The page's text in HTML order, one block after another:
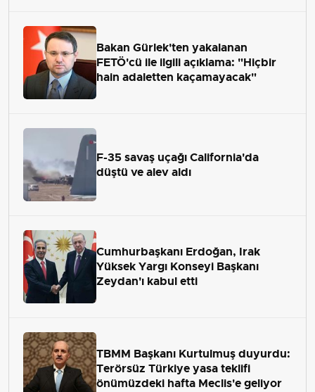
Bakan Gürlek'ten yakalanan
FETÖ'cü ile ilgili açıklama: "Hiçbir
hain adaletten kaçamayacak"
F-35 savaş uçağı California'da
düştü ve alev aldı
Cumhurbaşkanı Erdoğan, Irak
Yüksek Yargı Konseyi Başkanı
Zeydan'ı kabul etti
TBMM Başkanı Kurtulmuş duyurdu:
Terörsüz Türkiye yasa teklifi
önümüzdeki hafta Meclis'e geliyor